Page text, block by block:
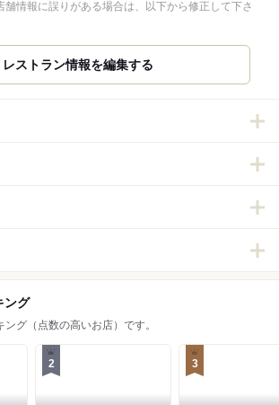
情報に誤りがある場合は、以下から修正して下さ
レストラン情報を編集する
ング
ング（点数の高いお店）です。
2 3